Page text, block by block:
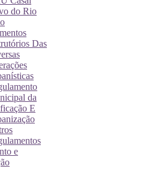
do Rio
Das
da
E
e